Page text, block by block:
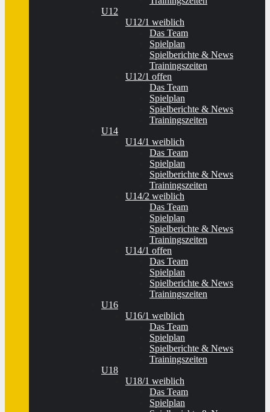
U12
U12/1 weiblich
Das Team
Spielplan
Spielberichte & News
Trainingszeiten
U12/1 offen
Das Team
Spielplan
Spielberichte & News
Trainingszeiten
U14
U14/1 weiblich
Das Team
Spielplan
Spielberichte & News
Trainingszeiten
U14/2 weiblich
Das Team
Spielplan
Spielberichte & News
Trainingszeiten
U14/1 offen
Das Team
Spielplan
Spielberichte & News
Trainingszeiten
U16
U16/1 weiblich
Das Team
Spielplan
Spielberichte & News
Trainingszeiten
U18
U18/1 weiblich
Das Team
Spielplan